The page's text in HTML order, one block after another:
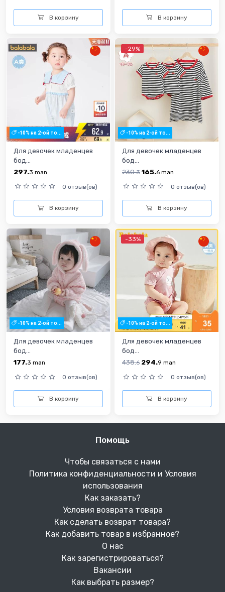
В корзину В корзину
-10% на 2-ой то...
Для девочек младенцев
бод...
297.3 man
0 отзыв(ов)
В корзину
-29%
-10% на 2-ой то...
Для девочек младенцев
бод...
230.3 165.6 man
0 отзыв(ов)
В корзину
-10% на 2-ой то...
Для девочек младенцев
бод...
177.3 man
0 отзыв(ов)
В корзину
-33%
-10% на 2-ой то...
Для девочек младенцев
бод...
438.6 294.9 man
0 отзыв(ов)
В корзину
Помощь
Чтобы связаться с нами
Политика конфиденциальности и Условия
использования
Как заказать?
Условия возврата товара
Как сделать возврат товара?
Как добавить товар в избранное?
О нас
Как зарегистрироваться?
Вакансии
Как выбрать размер?